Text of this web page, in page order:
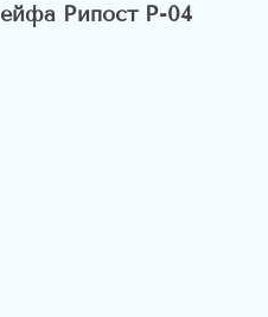
Рипост Р-04